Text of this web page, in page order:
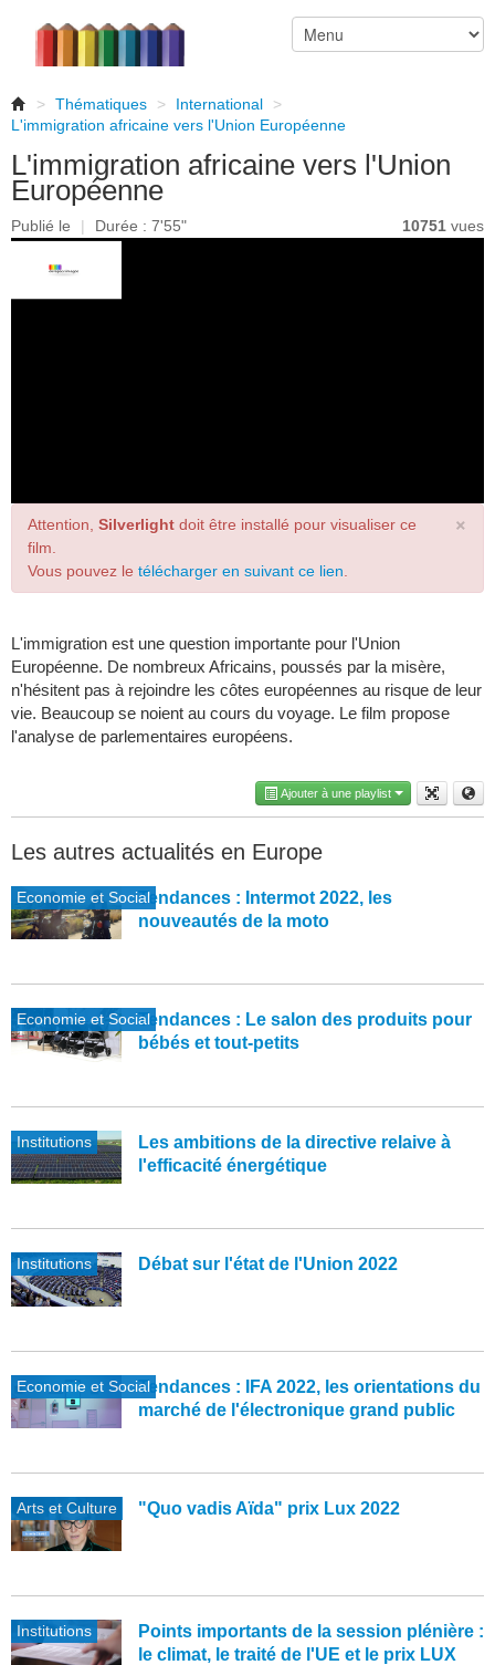
> Thématiques > International
>
L'immigration africaine vers l'Union Européenne
L'immigration africaine vers l'Union
Européenne
Publié le | Durée : 7'55" 10751 vues
×
Attention, Silverlight doit être installé pour visualiser ce
film.
Vous pouvez le télécharger en suivant ce lien
L'immigration est une question importante pour l'Union
Européenne. De nombreux Africains, poussés par la misère,
n'hésitent pas à rejoindre les côtes européennes au risque de leur
vie. Beaucoup se noient au cours du voyage. Le film propose
l'analyse de parlementaires européens.
Ajouter à une playlist
Les autres actualités en Europe
Economie et SocialTendances : Intermot 2022, les
nouveautés de la moto
Economie et SocialTendances : Le salon des produits pour
bébés et tout-petits
Institutions
Les ambitions de la directive relaive à
l'efficacité énergétique
Institutions Débat sur l'état de l'Union 2022
Economie et SocialTendances : IFA 2022, les orientations du
marché de l'électronique grand public
Arts et Culture "Quo vadis Aïda" prix Lux 2022
Institutions
Points importants de la session plénière :
le climat, le traité de l'UE et le prix LUX